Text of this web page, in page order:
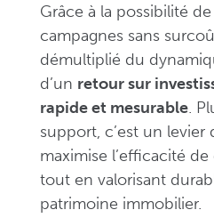
Grâce à la possibilité
campagnes sans
démultiplié du
d’un retour sur
rapide et mesurable.
support, c’est un levier
maximise l’efficacité
tout en valorisant
patrimoine immobilier.